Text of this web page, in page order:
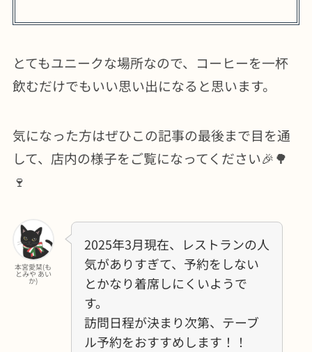
とてもユニークな場所なので、コーヒーを一杯
飲むだけでもいい思い出になると思います。
気になった方はぜひこの記事の最後まで目を通
して、店内の様子をご覧になってください🎉🌳
🍷
本宮愛栞(も
とみや あい
か)
2025年3月現在、レストランの人
気がありすぎて、予約をしない
とかなり着席しにくいようで
す。
訪問日程が決まり次第、テーブ
ル予約をおすすめします！！